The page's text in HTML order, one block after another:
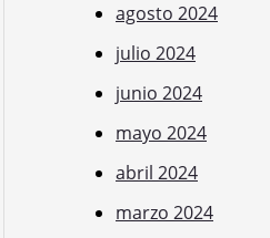
agosto 2024
julio 2024
junio 2024
mayo 2024
abril 2024
marzo 2024